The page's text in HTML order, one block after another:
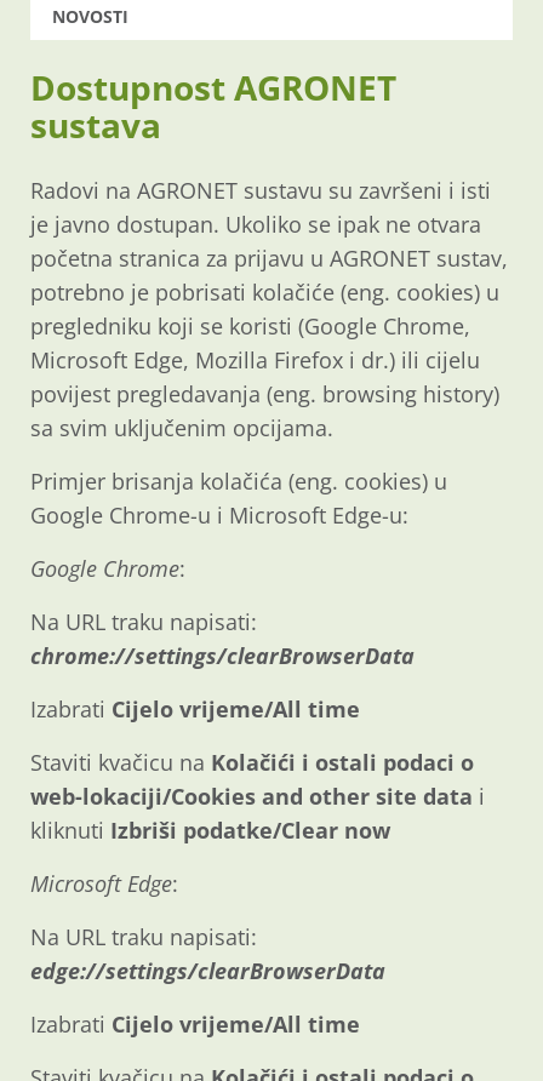
NOVOSTI
Dostupnost AGRONET
sustava
Radovi na AGRONET sustavu su završeni i isti
je javno dostupan. Ukoliko se ipak ne otvara
početna stranica za prijavu u AGRONET sustav,
potrebno je pobrisati kolačiće (eng. cookies) u
pregledniku koji se koristi (Google Chrome,
Microsoft Edge, Mozilla Firefox i dr.) ili cijelu
povijest pregledavanja (eng. browsing history)
sa svim uključenim opcijama.
Primjer brisanja kolačića (eng. cookies) u
Google Chrome-u i Microsoft Edge-u:
Google Chrome:
Na URL traku napisati:
chrome://settings/clearBrowserData
Izabrati Cijelo vrijeme/All time
Staviti kvačicu na Kolačići i ostali podaci o
web-lokaciji/Cookies and other site data i
kliknuti Izbriši podatke/Clear now
Microsoft Edge:
Na URL traku napisati:
edge://settings/clearBrowserData
Izabrati Cijelo vrijeme/All time